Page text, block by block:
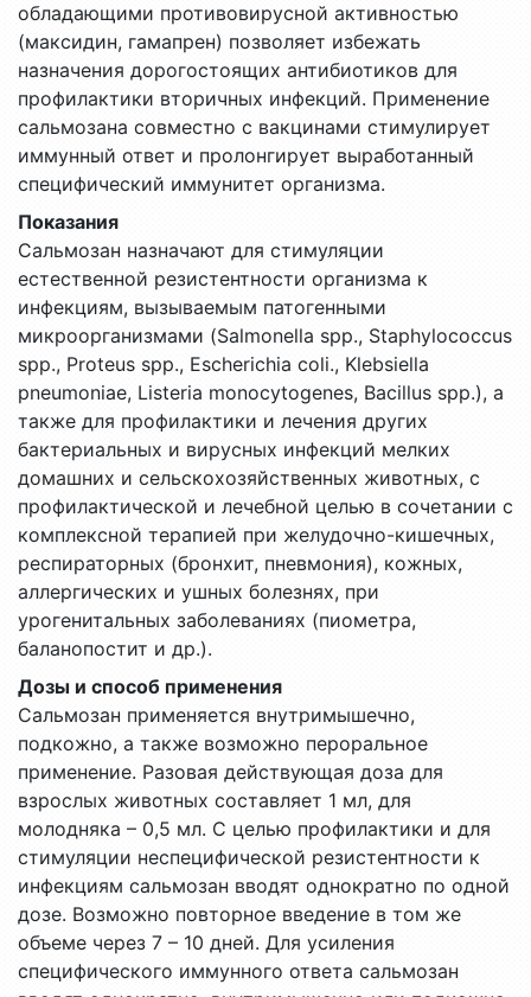
обладающими противовирусной активностью
(максидин, гамапрен) позволяет избежать
назначения дорогостоящих антибиотиков для
профилактики вторичных инфекций. Применение
сальмозана совместно с вакцинами стимулирует
иммунный ответ и пролонгирует выработанный
специфический иммунитет организма.
Показания
Сальмозан назначают для стимуляции
естественной резистентности организма к
инфекциям, вызываемым патогенными
микроорганизмами (Salmonella spp., Staphylococcus
spp., Proteus spp., Escherichia coli., Klebsiella
pneumoniae, Listeria monocytogenes, Bacillus spp.), а
также для профилактики и лечения других
бактериальных и вирусных инфекций мелких
домашних и сельскохозяйственных животных, с
профилактической и лечебной целью в сочетании с
комплексной терапией при желудочно-кишечных,
респираторных (бронхит, пневмония), кожных,
аллергических и ушных болезнях, при
урогенитальных заболеваниях (пиометра,
баланопостит и др.).
Дозы и способ применения
Сальмозан применяется внутримышечно,
подкожно, а также возможно пероральное
применение. Разовая действующая доза для
взрослых животных составляет 1 мл, для
молодняка – 0,5 мл. С целью профилактики и для
стимуляции неспецифической резистентности к
инфекциям сальмозан вводят однократно по одной
дозе. Возможно повторное введение в том же
объеме через 7 – 10 дней. Для усиления
специфического иммунного ответа сальмозан